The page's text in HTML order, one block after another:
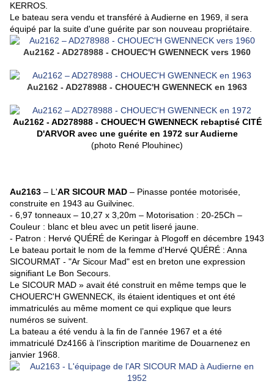
KERROS.
Le bateau sera vendu et transféré à Audierne en 1969, il sera
équipé par la suite d'une guérite par son nouveau propriétaire.
Au2162 - AD278988 - CHOUEC'H GWENNECK vers 1960
Au2162 - AD278988 - CHOUEC'H GWENNECK en 1963
Au2162 - AD278988 - CHOUEC'H GWENNECK rebaptisé CITÉ
D'ARVOR avec une guérite en 1972 sur Audierne
(photo René Plouhinec)
Au2163 – L'AR SICOUR MAD – Pinasse pontée motorisée,
construite en 1943 au Guilvinec.
- 6,97 tonneaux – 10,27 x 3,20m – Motorisation : 20-25Ch –
Couleur : blanc et bleu avec un petit liseré jaune.
- Patron : Hervé QUÉRÉ de Keringar à Plogoff en décembre 1943
Le bateau portait le nom de la femme d'Hervé QUÉRÉ : Anna
SICOURMAT - "Ar Sicour Mad" est en breton une expression
signifiant Le Bon Secours.
Le SICOUR MAD » avait été construit en même temps que le
CHOUERC'H GWENNECK, ils étaient identiques et ont été
immatriculés au même moment ce qui explique que leurs
numéros se suivent.
La bateau a été vendu à la fin de l’année 1967 et a été
immatriculé Dz4166 à l’inscription maritime de Douarnenez en
janvier 1968.